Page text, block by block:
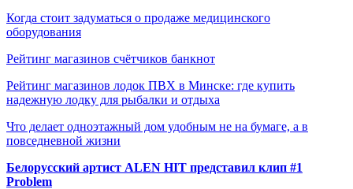
Когда стоит задуматься о продаже медицинского
оборудования
Рейтинг магазинов счётчиков банкнот
Рейтинг магазинов лодок ПВХ в Минске: где купить
надежную лодку для рыбалки и отдыха
Что делает одноэтажный дом удобным не на бумаге, а в
повседневной жизни
Белорусский артист ALEN HIT представил клип #1
Problem